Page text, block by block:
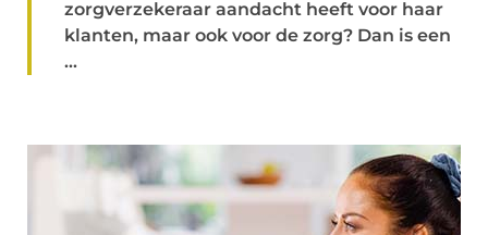
zorgverzekeraar aandacht heeft voor haar
klanten, maar ook voor de zorg? Dan is een
...